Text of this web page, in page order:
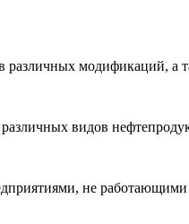
различных модификаций, а
видов
не